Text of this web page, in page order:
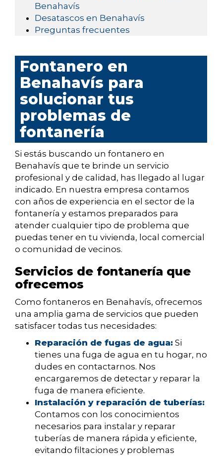
Benahavís
Desatascos en Benahavís
Preguntas frecuentes
Fontanero en
Benahavís para
solucionar tus
problemas de
fontanería
Si estás buscando un fontanero en
Benahavís que te brinde un servicio
profesional y de calidad, has llegado al lugar
indicado. En nuestra empresa contamos
con años de experiencia en el sector de la
fontanería y estamos preparados para
atender cualquier tipo de problema que
puedas tener en tu vivienda, local comercial
o comunidad de vecinos.
Servicios de fontanería que
ofrecemos
Como fontaneros en Benahavís, ofrecemos
una amplia gama de servicios que pueden
satisfacer todas tus necesidades:
Reparación de fugas de agua: Si
tienes una fuga de agua en tu hogar, no
dudes en contactarnos. Nos
encargaremos de detectar y reparar la
fuga de manera eficiente.
Instalación y reparación de tuberías:
Contamos con los conocimientos
necesarios para instalar y reparar
tuberías de manera rápida y eficiente,
evitando filtaciones y problemas